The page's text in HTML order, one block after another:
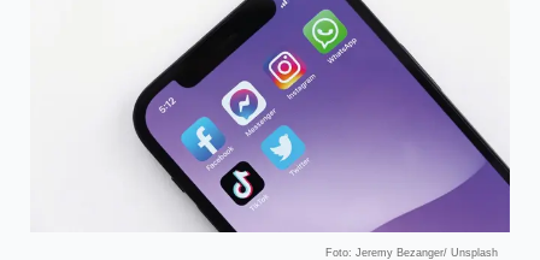
Foto: Jeremy Bezanger/ Unsplash